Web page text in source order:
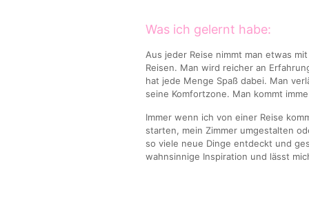
Was ich gelernt habe:
Aus jeder Reise nimmt man etwas
Reisen. Man wird reicher an
hat jede Menge Spaß dabei. Man
seine Komfortzone. Man kommt
Immer wenn ich von einer Reise
starten, mein Zimmer umgestalten
so viele neue Dinge entdeckt und
wahnsinnige Inspiration und lässt